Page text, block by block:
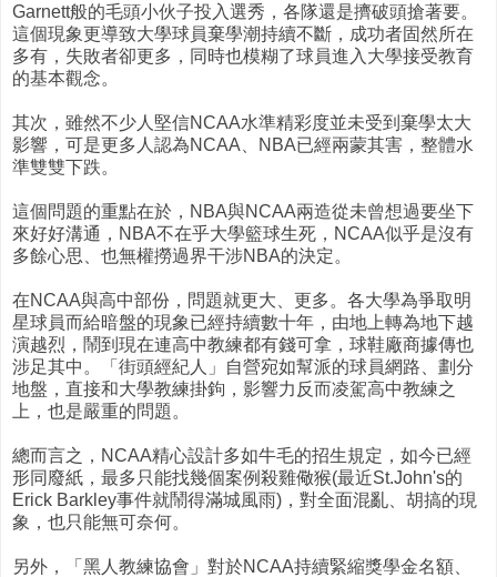
Garnett般的毛頭小伙子投入選秀，各隊還是擠破頭搶著要。
這個現象更導致大學球員棄學潮持續不斷，成功者固然所在
多有，失敗者卻更多，同時也模糊了球員進入大學接受教育
的基本觀念。
其次，雖然不少人堅信NCAA水準精彩度並未受到棄學太大
影響，可是更多人認為NCAA、NBA已經兩蒙其害，整體水
準雙雙下跌。
這個問題的重點在於，NBA與NCAA兩造從未曾想過要坐下
來好好溝通，NBA不在乎大學籃球生死，NCAA似乎是沒有
多餘心思、也無權撈過界干涉NBA的決定。
在NCAA與高中部份，問題就更大、更多。各大學為爭取明
星球員而給暗盤的現象已經持續數十年，由地上轉為地下越
演越烈，鬧到現在連高中教練都有錢可拿，球鞋廠商據傳也
涉足其中。「街頭經紀人」自營宛如幫派的球員網路、劃分
地盤，直接和大學教練掛鉤，影響力反而凌駕高中教練之
上，也是嚴重的問題。
總而言之，NCAA精心設計多如牛毛的招生規定，如今已經
形同廢紙，最多只能找幾個案例殺雞儆猴(最近St.John's的
Erick Barkley事件就鬧得滿城風雨)，對全面混亂、胡搞的現
象，也只能無可奈何。
另外，「黑人教練協會」對於NCAA持續緊縮獎學金名額、